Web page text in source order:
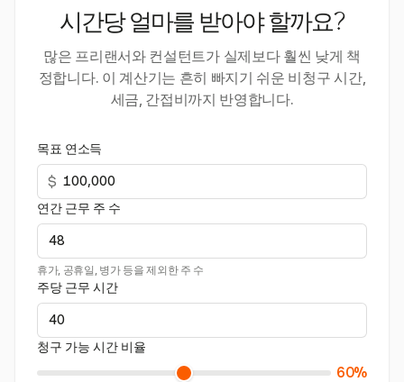
시간당 얼마를 받아야 할까요?
많은 프리랜서와 컨설턴트가 실제보다 훨씬 낮게 책
정합니다. 이 계산기는 흔히 빠지기 쉬운 비청구 시간,
세금, 간접비까지 반영합니다.
목표 연소득
$
연간 근무 주 수
휴가, 공휴일, 병가 등을 제외한 주 수
주당 근무 시간
청구 가능 시간 비율
60%